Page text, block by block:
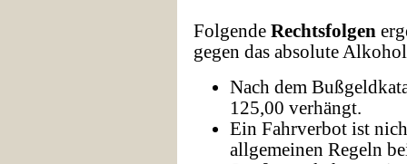
Folgende Rechtsfolgen
gegen das absolute
Nach dem
125,00 verhängt.
Ein Fahrverbot ist
allgemeinen Regeln